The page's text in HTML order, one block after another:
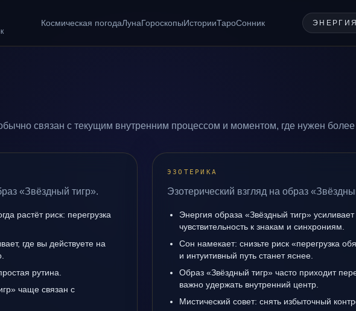
Космическая погодаЛунаГороскопыИсторииТароСонник
связан с текущим внутренним процессом и моментом, где нужен
«Звёздный тигр».
растёт риск: перегрузка
где вы действуете на
рутина.
чаще связан с
ЭЗОТЕРИКА
Эзотерический взгляд на образ
Энергия образа «Звёздный тигр» усиливает
чувствительность к знакам и синхрониям.
Сон намекает: снизьте риск «перегрузка
и интуитивный путь станет яснее.
Образ «Звёздный тигр» часто приходит
важно удержать внутренний центр.
Мистический совет: снять избыточный